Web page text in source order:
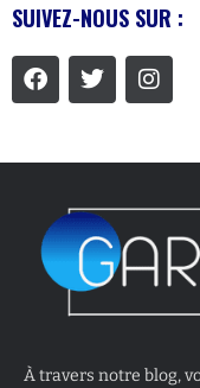
SUIVEZ-NOUS SUR :
À travers notre blog,